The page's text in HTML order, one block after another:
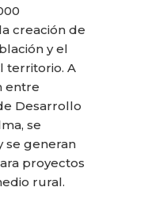
creación de
y el
territorio. A
entre
Desarrollo
se
se generan
proyectos
rural.